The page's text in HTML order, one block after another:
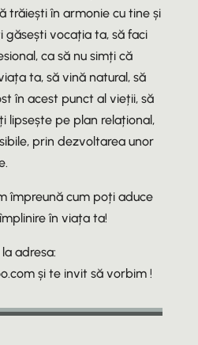
trăiești în armonie cu tine și
găsești vocația ta, să faci
ca să nu simți că
ta, să vină natural, să
în acest punct al vieții, să
lipsește pe plan relațional,
prin dezvoltarea unor
împreună cum poți aduce
în viața ta!
adresa:
și te invit să vorbim !